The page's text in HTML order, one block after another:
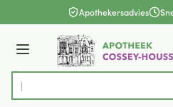
Ga naar de inhoudApothekersadvies
Menu
Product, merk, categorie...
Vind